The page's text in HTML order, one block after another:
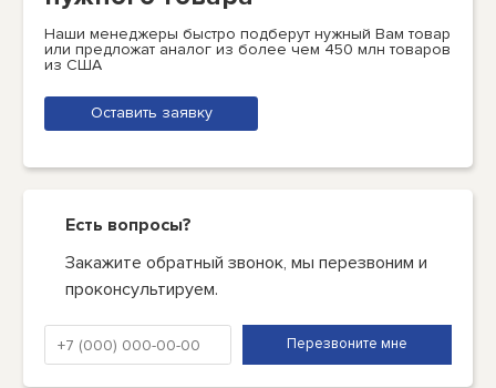
Наши менеджеры быстро подберут нужный Вам товар
или предложат аналог из более чем 450 млн товаров
из США
Оставить заявку
Есть вопросы?
Закажите обратный звонок, мы перезвоним и
проконсультируем.